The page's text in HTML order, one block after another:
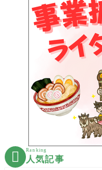
 Ranking
人気記事